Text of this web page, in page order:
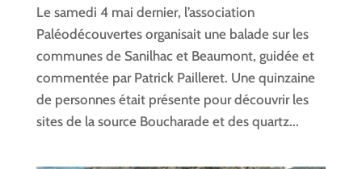
Le samedi 4 mai dernier, l’association
Paléodécouvertes organisait une balade sur les
communes de Sanilhac et Beaumont, guidée et
commentée par Patrick Pailleret. Une quinzaine
de personnes était présente pour découvrir les
sites de la source Boucharade et des quartz...